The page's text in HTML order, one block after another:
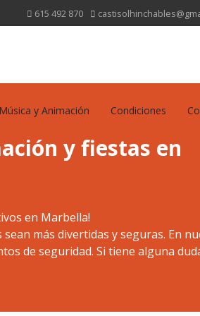
615 492 870
Música y Animación Condiciones
y fiestas en
en Marbella!
más divertidas y seguras. En
de seguridad. Si tiene alguna